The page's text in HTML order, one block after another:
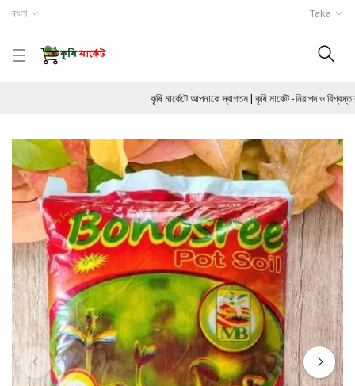
বাংলা Taka
কৃষি মার্কেটে আপনাকে স্বাগতম | কৃষি মার্কেট - নিরাপদ ও